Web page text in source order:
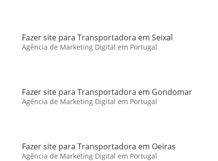
Fazer site para Transportadora em Seixal
Agência de Marketing Digital em Portugal
Fazer site para Transportadora em Gondomar
Agência de Marketing Digital em Portugal
Fazer site para Transportadora em Oeiras
Agência de Marketing Digital em Portugal